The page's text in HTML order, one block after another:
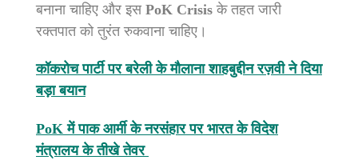
बनाना चाहिए और इस PoK Crisis के तहत जारी
रक्तपात को तुरंत रुकवाना चाहिए।
कॉकरोच पार्टी पर बरेली के मौलाना शाहबुद्दीन रज़वी ने दिया
बड़ा बयान
PoK में पाक आर्मी के नरसंहार पर भारत के विदेश
मंत्रालय के तीखे तेवर